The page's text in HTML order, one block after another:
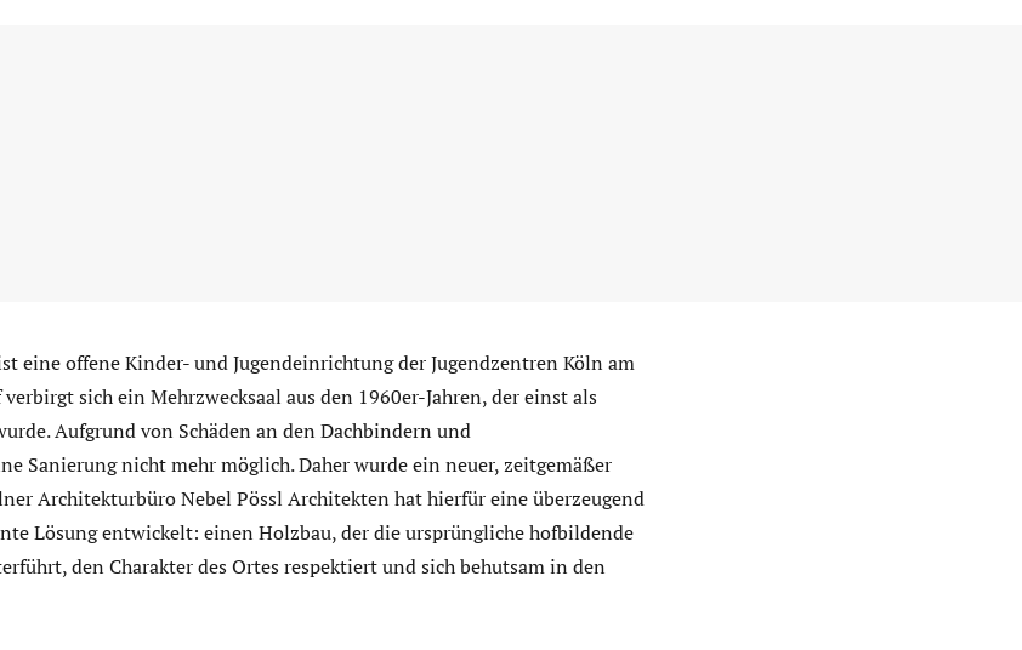
eine offene Kinder- und Jugendeinrichtung der Jugendzentren Köln am
sich ein Mehrzwecksaal aus den 1960er-Jahren, der einst als
Aufgrund von Schäden an den Dachbindern und
Sanierung nicht mehr möglich. Daher wurde ein neuer, zeitgemäßer
Architekturbüro Nebel Pössl Architekten hat hierfür eine überzeugend
Lösung entwickelt: einen Holzbau, der die ursprüngliche hofbildende
den Charakter des Ortes respektiert und sich behutsam in den